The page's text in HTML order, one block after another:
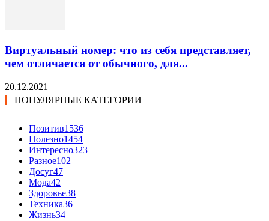
Виртуальный номер: что из себя представляет,
чем отличается от обычного, для...
20.12.2021
ПОПУЛЯРНЫЕ КАТЕГОРИИ
Позитив1536
Полезно1454
Интересно323
Разное102
Досуг47
Мода42
Здоровье38
Техника36
Жизнь34